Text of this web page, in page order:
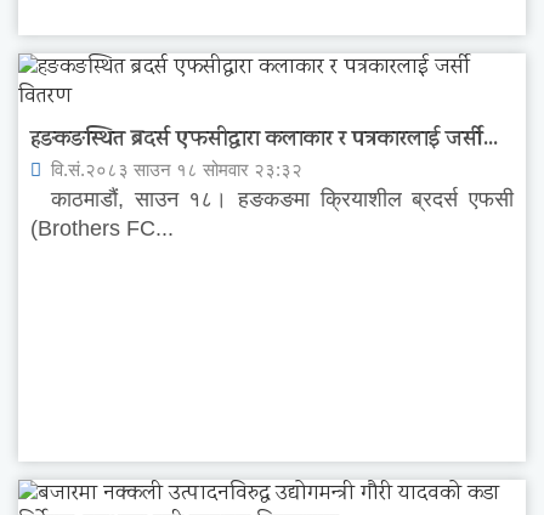
हङकङस्थित ब्रदर्स एफसीद्वारा कलाकार र पत्रकारलाई जर्सी...
वि.सं.२०८३ साउन १८ सोमवार २३:३२
काठमाडौं, साउन १८। हङकङमा क्रियाशील ब्रदर्स एफसी
(Brothers FC...